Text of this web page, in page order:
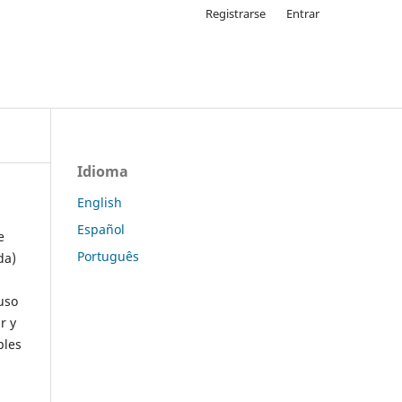
Registrarse Entrar
y
Idioma
English
Español
Português